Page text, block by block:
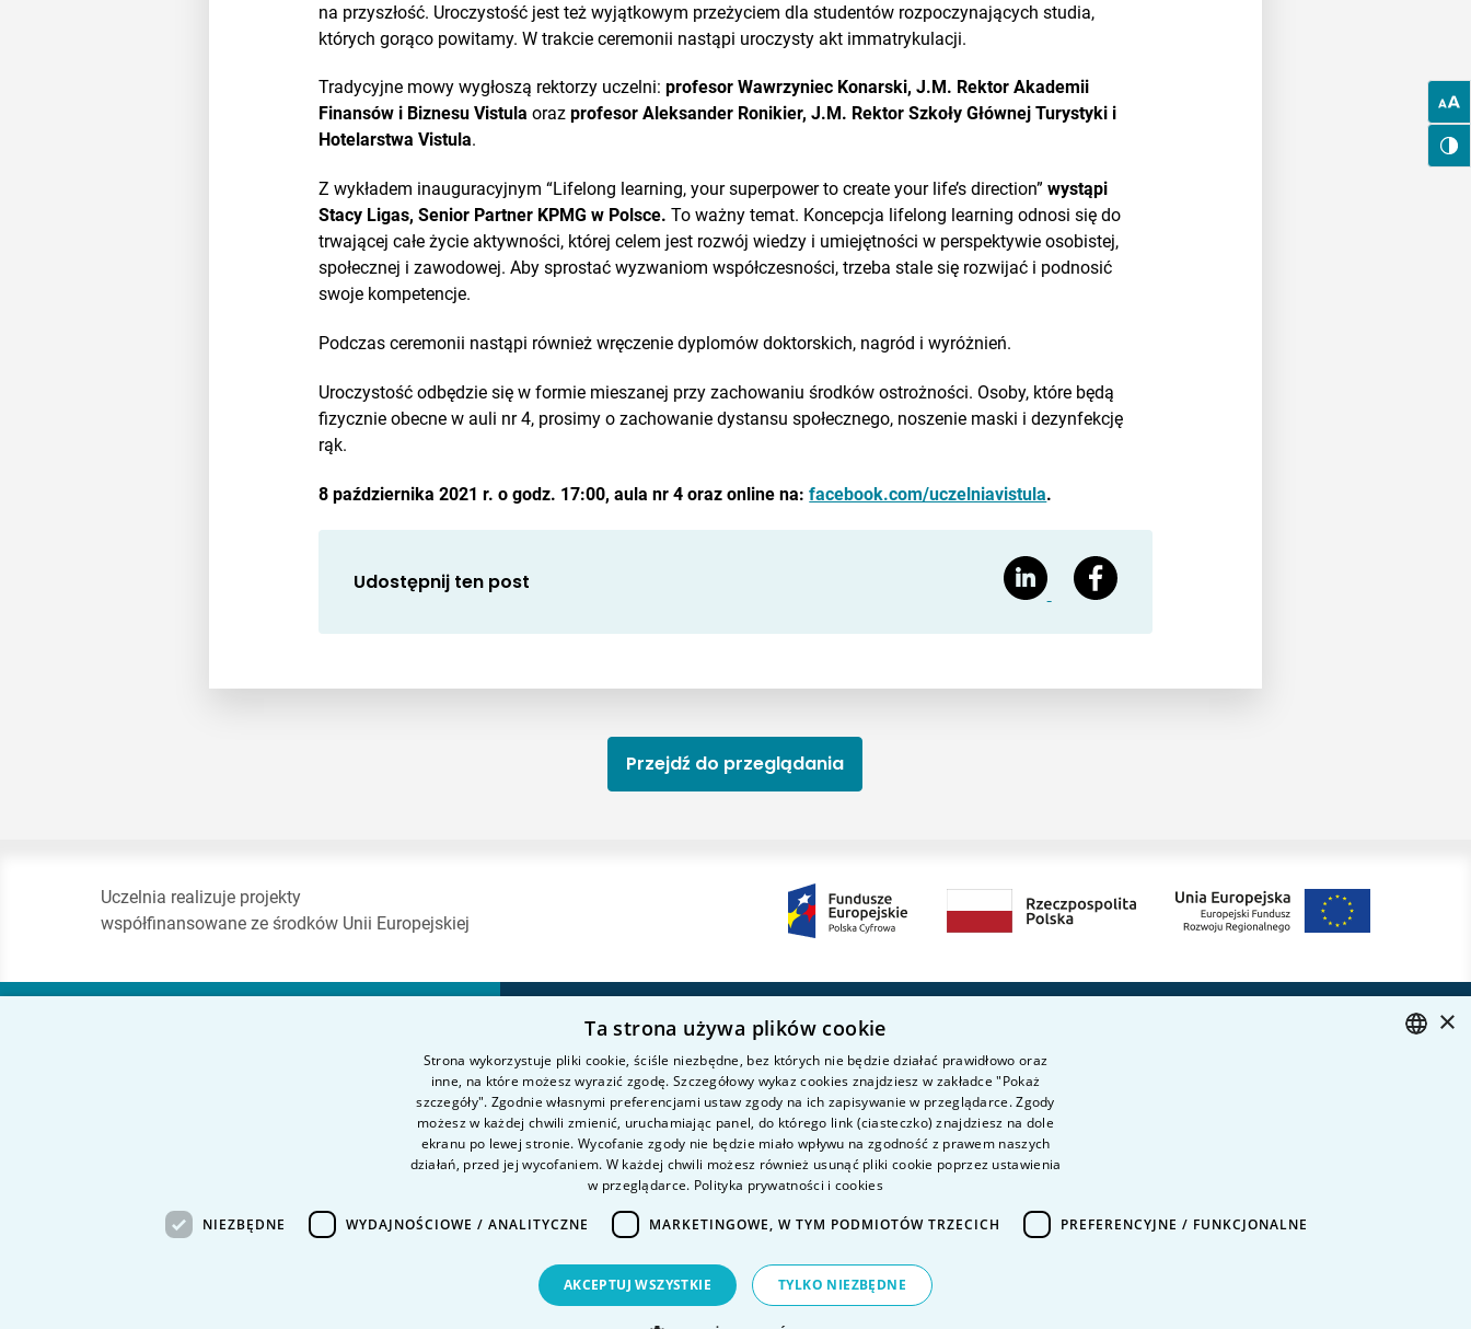
na przyszłość. Uroczystość jest też wyjątkowym przeżyciem dla studentów rozpoczynających studia,
których gorąco powitamy. W trakcie ceremonii nastąpi uroczysty akt immatrykulacji.
Tradycyjne mowy wygłoszą rektorzy uczelni:profesor Wawrzyniec Konarski, J.M. Rektor Akademii
Finansów i Biznesu Vistulaoraz profesor Aleksander Ronikier, J.M. Rektor Szkoły Głównej Turystyki i
Hotelarstwa Vistula.
Z wykładem inauguracyjnym “Lifelong learning, your superpower to create your life’s direction”wystąpi
Stacy Ligas, Senior Partner KPMG w Polsce. To ważny temat. Koncepcja lifelong learning odnosi się do
trwającej całe życie aktywności, której celem jest rozwój wiedzy i umiejętności w perspektywie osobistej,
społecznej i zawodowej. Aby sprostać wyzwaniom współczesności, trzeba stale się rozwijać i podnosić
swoje kompetencje.
Podczas ceremonii nastąpi również wręczenie dyplomów doktorskich, nagród i wyróżnień.
Uroczystość odbędzie się w formie mieszanej przy zachowaniu środków ostrożności. Osoby, które będą
fizycznie obecne w auli nr 4, prosimy o zachowanie dystansu społecznego, noszenie maski i dezynfekcję
rąk.
8 października 2021 r. o godz. 17:00, aula nr 4oraz onlinena:facebook.com/uczelniavistula.
Udostępnij ten post
Przejdź do przeglądania
Uczelnia realizuje projekty
współfinansowane ze środków Unii Europejskiej
+48 22 45 72 300
fax +48 22 45 72 303
Kierunki studiów
O uczelni
Kandydat
Student
Nauka i badania
Intranet
Kontakt
Kariera na uczelni
Polityka prywatności
Dane Osobowe
×
Ta strona używa plików cookie
Strona wykorzystuje pliki cookie, ściśle niezbędne, bez których nie będzie działać prawidłowo oraz
inne, na które możesz wyrazić zgodę. Szczegółowy wykaz cookies znajdziesz w zakładce "Pokaż
szczegóły". Zgodnie własnymi preferencjami ustaw zgody na ich zapisywanie w przeglądarce. Zgody
możesz w każdej chwili zmienić, uruchamiając panel, do którego link (ciasteczko) znajdziesz na dole
ekranu po lewej stronie. Wycofanie zgody nie będzie miało wpływu na zgodność z prawem naszych
działań, przed jej wycofaniem. W każdej chwili możesz również usunąć pliki cookie poprzez ustawienia
w przeglądarce. Polityka prywatności i cookies
NIEZBĘDNE WYDAJNOŚCIOWE / ANALITYCZNE MARKETINGOWE, W TYM PODMIOTÓW TRZECICH PREFERENCYJNE / FUNKCJONALNE
AKCEPTUJ WSZYSTKIE TYLKO NIEZBĘDNE